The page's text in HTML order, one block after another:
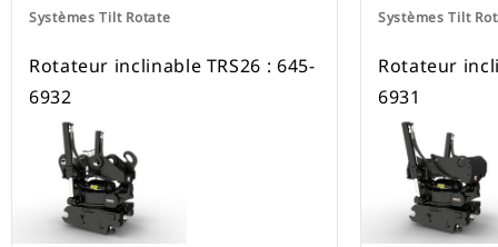
Systèmes Tilt Rotate
Rotateur inclinable TRS26 : 645-
6932
Systèmes Tilt
Rotateur
6931